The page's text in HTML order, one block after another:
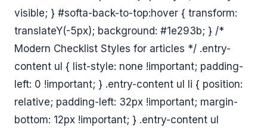
visible; } #softa-back-to-top:hover { transform:
translateY(-5px); background: #1e293b; } /*
Modern Checklist Styles for articles */ .entry-
content ul { list-style: none !important; padding-
left: 0 !important; } .entry-content ul li { position:
relative; padding-left: 32px !important; margin-
bottom: 12px !important; } .entry-content ul